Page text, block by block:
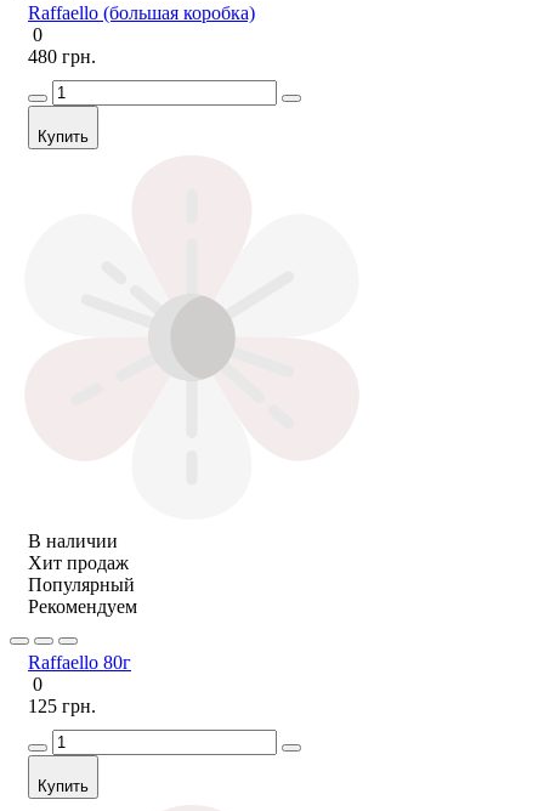
Raffaello (большая коробка)
0
480 грн.
Купить
В наличии
Хит продаж
Популярный
Рекомендуем
Raffaello 80г
0
125 грн.
Купить